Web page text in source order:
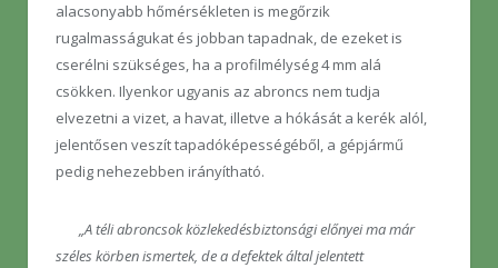
alacsonyabb hőmérsékleten is megőrzik
rugalmasságukat és jobban tapadnak, de ezeket is
cserélni szükséges, ha a profilmélység 4 mm alá
csökken. Ilyenkor ugyanis az abroncs nem tudja
elvezetni a vizet, a havat, illetve a hókását a kerék alól,
jelentősen veszít tapadóképességéből, a gépjármű
pedig nehezebben irányítható.
„A téli abroncsok közlekedésbiztonsági előnyei ma már
széles körben ismertek, de a defektek által jelentett